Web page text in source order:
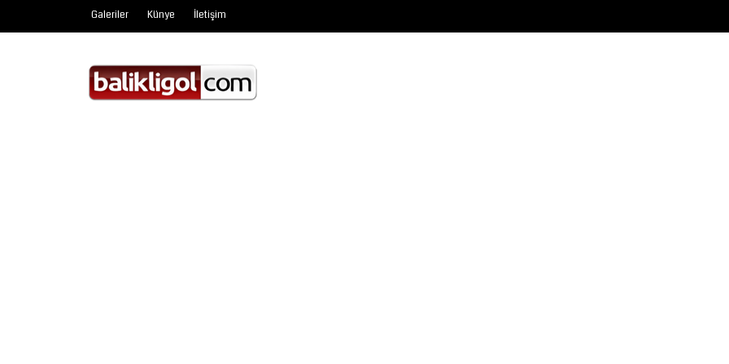
Galeriler Künye İletişim